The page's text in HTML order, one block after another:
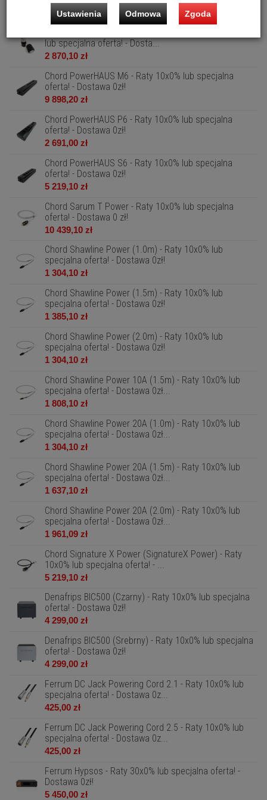
4 761,00 zł
lub specjalna oferta! - Dosta...
2 870,10 zł
Chord PowerHAUS M6 - Raty 10x0% lub specjalna
oferta! - Dostawa 0zł!
9 898,20 zł
Chord PowerHAUS P6 - Raty 10x0% lub specjalna
oferta! - Dostawa 0zł!
2 691,00 zł
Chord PowerHAUS S6 - Raty 10x0% lub specjalna
oferta! - Dostawa 0zł!
5 219,10 zł
Chord Sarum T Power - Raty 10x0% lub specjalna
oferta! - Dostawa 0 zł!
10 439,10 zł
Chord Shawline Power (1.0m) - Raty 10x0% lub
specjalna oferta! - Dostawa 0zł!
1 304,10 zł
Chord Shawline Power (1.5m) - Raty 10x0% lub
specjalna oferta! - Dostawa 0zł!
1 385,10 zł
Chord Shawline Power (2.0m) - Raty 10x0% lub
specjalna oferta! - Dostawa 0zł!
1 304,10 zł
Chord Shawline Power 10A (1.5m) - Raty 10x0% lub
specjalna oferta! - Dostawa 0zł...
1 808,10 zł
Chord Shawline Power 20A (1.0m) - Raty 10x0% lub
specjalna oferta! - Dostawa 0zł...
1 304,10 zł
Chord Shawline Power 20A (1.5m) - Raty 10x0% lub
specjalna oferta! - Dostawa 0zł...
1 637,10 zł
Chord Shawline Power 20A (2.0m) - Raty 10x0% lub
specjalna oferta! - Dostawa 0zł...
1 961,09 zł
Chord Signature X Power (SignatureX Power) - Raty
10x0% lub specjalna oferta! - ...
5 219,10 zł
Denafrips BIC500 (Czarny) - Raty 10x0% lub specjalna
oferta! - Dostawa 0zł!
4 299,00 zł
Denafrips BIC500 (Srebrny) - Raty 10x0% lub specjalna
oferta! - Dostawa 0zł!
4 299,00 zł
Ferrum DC Jack Powering Cord 2.1 - Raty 10x0% lub
specjalna oferta! - Dostawa 0z...
425,00 zł
Ferrum DC Jack Powering Cord 2.5 - Raty 10x0% lub
specjalna oferta! - Dostawa 0z...
425,00 zł
Ferrum Hypsos - Raty 30x0% lub specjalna oferta! -
Dostawa 0zł!
5 450,00 zł
Ustawienia Odmowa Zgoda